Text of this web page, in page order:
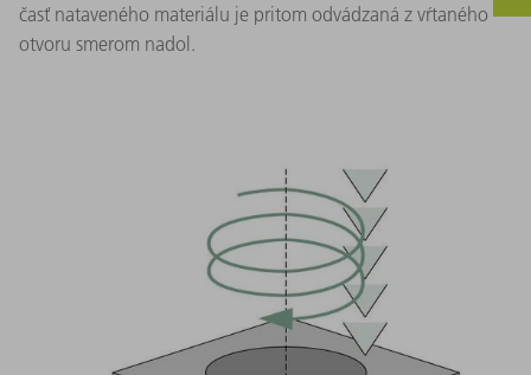
časť nataveného materiálu je pritom odvádzaná z vŕtaného
otvoru smerom nadol.